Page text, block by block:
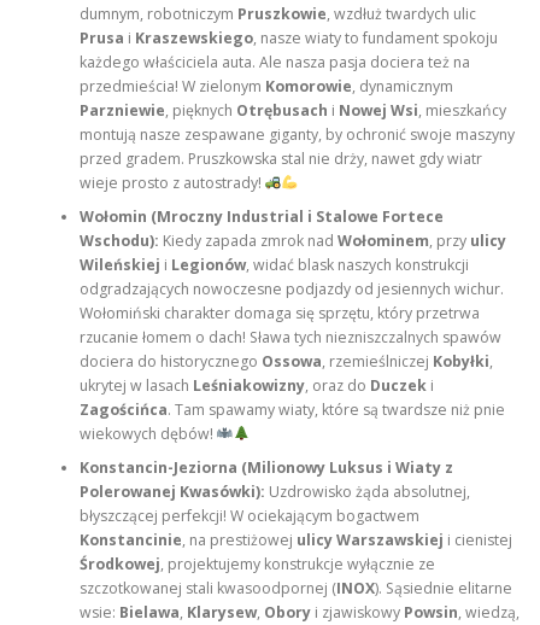
dumnym, robotniczym Pruszkowie, wzdłuż twardych ulic
Prusa i Kraszewskiego, nasze wiaty to fundament spokoju
każdego właściciela auta. Ale nasza pasja dociera też na
przedmieścia! W zielonym Komorowie, dynamicznym
Parzniewie, pięknych Otrębusach i Nowej Wsi, mieszkańcy
montują nasze zespawane giganty, by ochronić swoje maszyny
przed gradem. Pruszkowska stal nie drży, nawet gdy wiatr
wieje prosto z autostrady!
Wołomin (Mroczny Industrial i Stalowe Fortece
Wschodu): Kiedy zapada zmrok nad Wołominem, przy ulicy
Wileńskiej i Legionów, widać blask naszych konstrukcji
odgradzających nowoczesne podjazdy od jesiennych wichur.
Wołomiński charakter domaga się sprzętu, który przetrwa
rzucanie łomem o dach! Sława tych niezniszczalnych spawów
dociera do historycznego Ossowa, rzemieślniczej Kobyłki,
ukrytej w lasach Leśniakowizny, oraz do Duczeki
Zagościńca. Tam spawamy wiaty, które są twardsze niż pnie
wiekowych dębów!
Konstancin-Jeziorna (Milionowy Luksus i Wiaty z
Polerowanej Kwasówki): Uzdrowisko żąda absolutnej,
błyszczącej perfekcji! W ociekającym bogactwem
Konstancinie, na prestiżowej ulicy Warszawskiej i cienistej
Środkowej, projektujemy konstrukcje wyłącznie ze
szczotkowanej stali kwasoodpornej (INOX). Sąsiednie elitarne
wsie: Bielawa, Klarysew, Oboryi zjawiskowy Powsin, wiedzą,